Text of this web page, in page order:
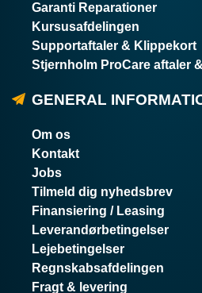
Garanti Reparationer
Kursusafdelingen
Supportaftaler & Klippekort
Stjernholm ProCare aftaler
GENERAL
Om os
Kontakt
Jobs
Tilmeld dig nyhedsbrev
Finansiering / Leasing
Leverandørbetingelser
Lejebetingelser
Regnskabsafdelingen
Fragt & levering